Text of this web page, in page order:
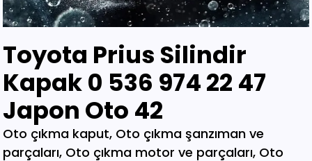
Toyota Prius Silindir
Kapak 0 536 974 22 47
Japon Oto 42
Oto çıkma kaput, Oto çıkma şanzıman ve parçaları, Oto çıkma motor ve parçaları, Oto çıkma silindir kapağı, Oto çıkma direksiyon pompası, Oto çıkma far, Oto çıkma tampon Oto çıkma kapı, Oto çıkma far, Oto çıkma stop, Oto çıkma jant, Oto çıkma tabla, Oto çıkma elektrik tesisatı, Oto çıkma motor tesisatı, Oto çıkma marş dinamosu, Oto çıkma şarz dinamosu, Oto çıkma bobin, Oto çıkma enjektör, Oto çıkma karbüratör, Oto çıkma şamandıra , Oto çıkma yakıt pompası, Oto çıkma eksoz, Oto çıkma manifold, Oto çıkma katalizör, Oto çıkma beyin, Oto çıkma airbag, Oto çıkma sigorta, Oto çıkma sinyal, Oto hava filitre kazanı, Oto çıkma yağ filtresi, Oto çıkma yakıt filtresi, Oto çıkma debriyaj seti, Oto çıkma fren seti, Oto çıkma kampana, Oto çıkma körük, Oto çıkma fan, Oto çıkma fan davlumbazı, Oto çıkma soğutucu, Oto çıkma radyatör, Oto çıkma klima kompresörü, Oto çıkma bagaj, Oto çıkma su radyatörünü, Oto çıkma klima radyatörü, Oto çıkma interkol radyatörü, Oto çıkma cam, Oto çıkma çamurluk, Oto çıkma davlumbaz, Oto çıkma güneşlik, Oto çıkma kapı kolu, Oto çıkma kapı saçı, Oto çıkma karter, Oto kesme marşpiyel, Oto çıkma panel, Oto çıkma panjur , Oto çıkma sunroof, Oto çıkma arka tampon, Oto çıkma ön tampon, Oto çıkma ayna, Oto çıkma amartisör, Oto çıkma el freni, Oto çıkma el fren tabancası, Oto çıkma direksiyon simidi, Oto çıkma koltuk, Oto çıkma vites topuzu, Oto çıkma göğüs, Oto çıkma torpido, Oto çıkma kilometre saati, Oto çıkma dingil, Oto çıkma blok, Oto çıkma motor bloğu, Oto çıkma krank, Oto çıkma eksantrik mili, Oto çıkma gaz kelebeği, Oto çıkma kompresör, Oto çıkma mafsal, Oto çıkma motor kulağı, Oto çıkma motor, Oto çıkma piston kolu, Oto çıkma segman, Oto çıkma rulman, Oto çıkma turbo, Oto çıkma yağ pompası, Oto çıkma şanzıman dişlisi, Oto çıkma mafsal, Oto çıkma sekromenç, Oto çıkma türbin, Oto çıkma volant, Oto çıkma aks, Oto çıkma akis, Oto çıkma direksiyon kutusu, Oto çıkma direksiyon mili, Oto çıkma helezyon yayı, Oto çıkma körük, Oto çıkma porya, Oto çıkma sis çerçevesi, Oto çıkma kapı menteşesi, Oto çıkma sis farı, Oto çıkma difaransiyel, Oto çıkma traves, Oto çıkma cam motoru, Oto çıkma sinyal, Oto çıkma cam düğmesi, Oto çıkma kapı döşemesi, Oto çıkma cam kirkosu, Oto çıkma kalorifer kutusu, Oto çıkma beşik, Oto çıkma filtre, Oto çıkma konsül, Oto çıkma tampon demiri, Oto çıkma kapı kilidi, Oto çıkma motor takozu, Oto çıkma kampana, Oto çıkma gösterge paneli, Oto çıkma taşıyıcı, Oto kesme tavan, Oto kesme marşpiyel, Oto kesme çamurluk, Oto kesme yarım arka, Oto çıkma hava akış metresi, Oto çıkma vestenhaouse, Oto çıkma vestibhouse, Oto çıkma park sensörü Oto çıkma kapı fitilleri, Oto çıkma cam düğmesi, Oto çıkma motor takozu, Oto çıkma vites topuzu, Oto çıkma far beyni, Oto çıkma motor beyni, Oto çıkma airbag beyni, Oto çıkma abs beyni, Oto çıkma şanzıman beyni, Oto parça, Oto çıkma yedek parça, Oto oto yedek parça, Oto sigorta kutusu, Oto çıkma su bidonu, Oto çıkma teyp, Oto çıkma cd çalar, Oto çıkma rölanti ayarlayıcı, Oto çıkma kolon kilidi, Oto çıkma kapı kilidi, Oto çıkma kapı iç açma kolu, Oto çıkma kapı çıtası, Oto çıkma tavan çıtası, Oto çıkma krank kasnağı, Oto çıkma eksantrik kasnağı, Oto çıkma alt travers, Oto çıkma arka dingil, Oto çıkma fren merkezi, Oto çıkma imop kutus, Oto çıkma sigorta tablası, Oto çıkma klima ekranı, Oto çıkma vakum, Oto çıkma orta havalandırma, Oto çıkma radyo ekranı, Oto çıkma yağ pompası, Oto çıkma şanzıman kulağı, Oto çıkma debriyaj bilyası, Oto çıkma direksiyon spotu, Oto çıkma direksiyon sargısı, Oto çıkma airbag sargısı, Oto çıkma tesisat kablosu, Oto çıkma klima paneli, Oto çıkma ön kapı, Oto çıkma arka kapı, Oto çıkma baskı balata, Oto çıkma volant, Oto çıkma yedek parça, Oto çıkma parça, Oto oto yedek parça, Oto parça, Çıkma parça, Oto çıkma parçaları, Çıkma parçaları, Oto yedek parça, Oto çıkma şanzıman, Oto çıkma hoparlör, Oto çıkma fren vakum, Oto çıkma map sensösrü, Oto çıkma cam silgi motoru, Oto çıkma cam silgi kolu, Oto çıkma flaşö, Oto çıkma vites levyesi, Oto çıkma turbo basınç Oto çıkma vestinghouse, Oto çıkma gaz pedalı, Oto çıkma su bidonu, Oto çıkma ganister, Oto çıkma tampon braketi, Oto çıkma çamurluk davlumbazı, Oto çıkma el fren teli, Oto çıkma şarj dinamosu, Oto çıkma biel kolu, Oto çıkma hava akış metresi, Oto çıkma eksoz sondası, Oto çıkma emme manifoldu, Oto çıkma fincan, Oto çıkma itici horozlar, Oto çıkma piyano mili, Oto çıkma vites halatı, Oto çıkma tavan döşemesi, Oto çıkma sanroof düğmesi, Oto çıkma sanroof camı, Oto çıkma tavan anteni, Oto çıkma kapı bantları, Oto çıkma kapı soketi, Oto çıkma kapı tesisatı, Oto çıkma koltuk ayar düğmesi, Oto çıkma kapı rayı, Oto çıkma şanzıman dişlisi, Oto çıkma reyil borusu, Oto çıkma buji kablosu, Oto çıkma yağ çubuğu, Oto çıkma distribitör kapağı, Oto çıkma termostat, Oto çıkma map sensörü, Oto çıkma motor kaputu, Oto çıkma kapı nikelajı, Oto çıkma tampon nikelajı, Oto çıkma fren disk, Oto çıkma debriyaj rulmanı, Oto çıkma karbüratör, Oto çıkma eksoz takozu, Oto çıkma körük, Oto çıkma cam su deposu, Oto çıkma genleşme kavanozu, Oto çıkma süspansiyon, Oto çıkma devirdaim hortumu, Oto çıkma travers, Oto çıkma yedek su deposu, Oto çıkma emme manifolt, Oto çıkma kaset çalar, Oto çıkma kapı bandı, Oto çıkma eksantrik horuzu, Oto çıkma xenon far beyni, Oto çıkma tampon ızgarası, Oto çıkma cd çalar, Oto çıkma yakıt deposu, Oto çıkma tampon kaplaması, Oto çıkma kaput mandalı, Oto çıkma el fren düğmesi, Oto çıkma dikiz aynası, Oto çıkma yarım motor, Oto çıkma turbo borusu, Oto çıkma dış ayna, Oto çıkma iç ayna, Oto çıkma tozluk kapağı, Oto çıkma tampon alt bagaliti, Oto çıkma toz kapağı, Oto çıkma parça ankara, Oto çıkma parça İstanbul, Oto çıkma parça adana, Oto çıkma parça elağzı, Oto çıkma parça izmir, Oto çıkma parça bursa, Oto çıkma parça Eskişehir, Oto çıkma parça kayseri, Oto çıkma parça Diyarbakır, Oto çıkma parça Şanlıurfa, Oto çıkma parça,Gaziantep Oto çıkma parça ağrı, Oto çıkma parça konya, Oto çıkma parça Yozgat, Oto çıkma parça Nevşehir, Oto çıkma parça Niğde, Oto çıkma parça Antaly, Oto çıkma parça malatya, Oto çıkma parça mardin, Oto çıkma parça van, Oto çıkma parça hakkari, Oto çıkma parça,Erzurum Oto çıkma parça sivas, Oto çıkma parça Trabzon, Oto çıkma parça çorum, Oto çıkma parça samsun, Oto çıkma parça bolu, Oto çıkma parça afyon, Oto parça, Oto yedek parça, Oto oto yedek parça, Oto parçaları, Oto çıkmacı,yıldız sanayi sitesi ostim,otomobil yedek parça, çıkma parça oto yedek parça, Oto çıkma parça Oto parça, Oto çıkma parça , çıkma Oto parça,Adana Oto Çıkma Parça , Adıyaman Oto Çıkma Parça Afyon Oto Çıkma Parça Ağrı Oto Çıkma Parça Aksaray Oto Çıkma Parça Amasya Oto Çıkma Parça Ankara Oto Çıkma Parça Antalya Oto Çıkma Parça Ardahan Oto Çıkma Parça Artvin Oto Çıkma Parça Aydın Oto Çıkma Parça Balıkesir Oto Çıkma Parça Bartın Oto Çıkma Parça Batman Oto Çıkma Parça Bayburt Oto Çıkma Parça Bilecik Oto Çıkma Parça Bingöl Oto Çıkma Parça Bitlis Oto Çıkma Parça Bolu Oto Çıkma Parça Bursa Oto Çıkma Parça Çanakkale Oto Çıkma Parça Çankırı Oto Çıkma Parça Çorum Oto Çıkma Parça Denizli Oto Çıkma Parça Diyarbakır Oto Çıkma Parça Düzce Oto Çıkma Parça Edirne Oto Çıkma Parça Elazığ Oto Çıkma Parça Erzincan Oto Çıkma Parça Erzurum Oto Çıkma Parça Eskişehir Oto Çıkma Parça Gaziantep Oto Çıkma Parça Giresun Oto Çıkma Parça Gümüşhane Oto Çıkma Parça Hakkari Oto Çıkma Parça Hatay Oto Çıkma Parça Iğdır Oto Çıkma Parça Isparta Oto Çıkma Parça İstanbul Oto Çıkma Parça İzmir Oto Çıkma Parça Kahramanmaraş Oto Çıkma Karabük Oto Çıkma Parça Karaman Oto Çıkma Parça Kars Oto Çıkma Parça Kastamonu Oto Çıkma Parça Kayseri Oto Çıkma Parça Kilis Oto Çıkma Parça Kırıkkale Oto Çıkma Parça Kırklareli Oto Çıkma Parça Kırşehir Oto Çıkma Parça Kocaeli Oto Çıkma Parça Konya Oto Çıkma Parça Kütahya Oto Çıkma Parça Malatya Oto Çıkma Parça Manisa Yedek Parça Mardin Oto Çıkma Parça Mersin Oto Çıkma Parça Muğla Oto Çıkma Parça Nevşehir Oto Çıkma Parça Niğde Oto Çıkma Parça Ordu Oto Çıkma Parça Osmaniye Oto Çıkma Parça Rize Oto Çıkma Parça Sakarya Oto Çıkma Parça Samsun Oto Çıkma Parça Şanlıurfa Oto Çıkma Parça Siirt Oto Çıkma Parça Sinop Oto Çıkma Parça Şırnak Oto Çıkma Parça Sivas Oto Çıkma Parça Oto Çıkma Parça Tekirdağ Oto Çıkma Parça Tokat Oto Çıkma Parça Trabzon Oto Çıkma Parça Tunceli Oto Çıkma Parça Uşak Oto Çıkma Parça Van Oto Çıkma Parça Yalova Oto Çıkma Parça Yozgat Oto Çıkma Parça Zonguldak Oto Çıkma Parça Online Oto Çıkma Parça Düzce Oto Çıkma Parça Osmaniye Oto Çıkma Parça Kilis Oto Çıkma Parça Karabük Oto Çıkma Parça Yalova Oto Çıkma Parça Iğdır Oto Çıkma Parça Ardahan Oto Çıkma Parça Bartın Oto Çıkma Parça Şırnak Oto Çıkma Parça Adana Oto Çıkma yedek Parça Adıyaman Oto Çıkma yedek Afyon Oto Çıkma yedek Parça Ağrı Oto Çıkma yedek Parça Aksaray Oto Çıkma yedek Parça Amasya Oto Çıkma yedek Parça Ankara Oto Çıkma yedek Parça Antalya Oto Çıkma yedek Parça Ardahan Oto Çıkma yedek Parça Artvin Oto Çıkma yedek Parça Aydın Oto Çıkma yedek Parça Balıkesir Oto Çıkma yedek Parça Bartın Oto Çıkma yedek Parça Batman Oto Çıkma yedek Parça Bayburt Oto Çıkma yedek Parça Bilecik Oto Çıkma yedek Parça Bingöl Oto Çıkma yedek Parça Bitlis Oto Çıkma yedek Parça Bolu Oto Çıkma yedek Parça Bursa Oto Çıkma yedek Parça Çanakkale Oto Çıkma yedek Çankırı Oto Çıkma yedek Parça Çorum Oto Çıkma yedek Parça Denizli Oto Çıkma yedek Parça Diyarbakır Oto Çıkma yedek Düzce Oto Çıkma yedek Parça Edirne Oto Çıkma yedek Parça Elazığ Oto Çıkma yedek Parça Erzincan Oto Çıkma yedek Parça Erzurum Oto Çıkma yedek Parça Eskişehir Oto Çıkma yedek Parça Gaziantep Oto Çıkma yedek Giresun Oto Çıkma yedek Parça Gümüşhane Oto Çıkma yedek Hakkari Oto Çıkma yedek Parça Hatay Oto Çıkma yedek Parça Iğdır Oto Çıkma yedek Parça Isparta Oto Çıkma yedek Parça İstanbul Oto Çıkma yedek Parça İzmir Oto Çıkma yedek Parça Kahramanmaraş Oto Çıkma Karabük Oto Çıkma yedek Parça Karaman Oto Çıkma yedek Parça Kars Oto Çıkma yedek Parça Kastamonu Oto Çıkma yedek Kayseri Oto Çıkma yedek Parça Kilis Oto Çıkma yedek Parça Oto Çıkma Şarj Dinamosu, Oto Çıkma Taban Döşemeleri, Tekirdağ O